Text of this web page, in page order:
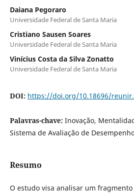
Daiana Pegoraro
Universidade Federal de Santa Maria
Cristiano Sausen Soares
Universidade Federal de Santa Maria
Vinícius Costa da Silva Zonatto
Universidade Federal de Santa Maria
DOI: https://doi.org/10.18696/
Palavras-chave: Inovação,
Sistema de Avaliação de
Resumo
O estudo visa analisar um